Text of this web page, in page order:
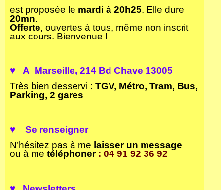
est proposée le mardi à 20h25. Elle dure
20mn.
Offerte, ouvertes à tous, même non inscrit
aux cours. Bienvenue !
♥ A Marseille, 214 Bd Chave 13005
Très bien desservi : TGV, Métro, Tram, Bus,
Parking, 2 gares
♥ Se renseigner
N’hésitez pas à me laisser un message
ou à me téléphoner: 04 91 92 36 92